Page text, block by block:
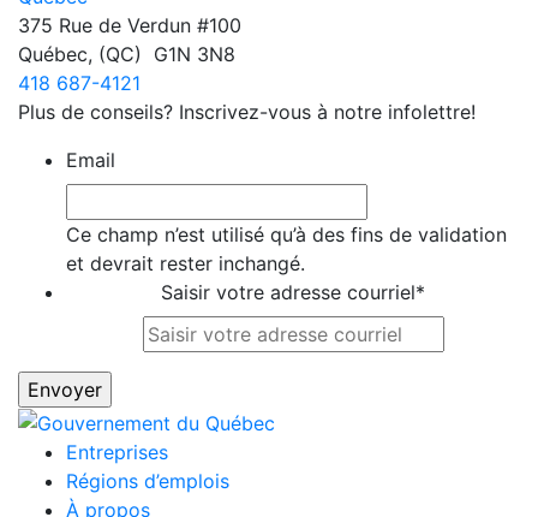
375 Rue de Verdun #100
Québec, (QC)
G1N 3N8
418 687-4121
Plus de conseils? Inscrivez-vous à notre infolettre!
Email
Ce champ n’est utilisé qu’à des fins de validation
et devrait rester inchangé.
Saisir votre adresse courriel*
Entreprises
Régions d’emplois
À propos